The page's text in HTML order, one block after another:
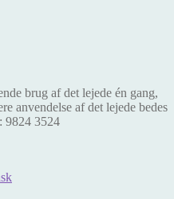
brug af det lejede én gang,
anvendelse af det lejede bedes
9824 3524